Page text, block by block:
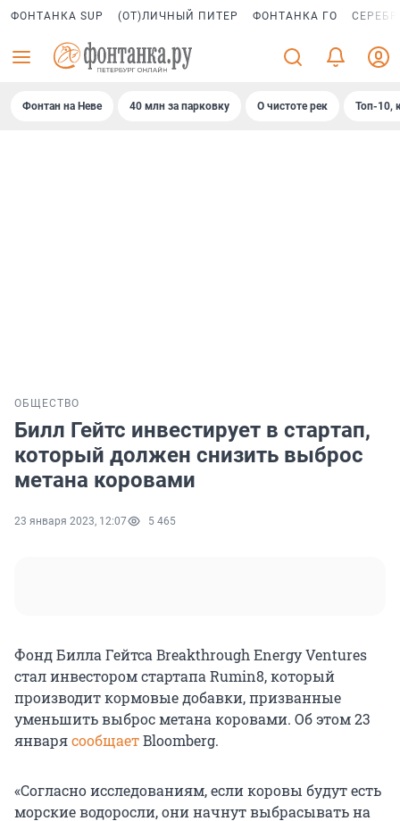
ФОНТАНКА SUP (ОТ)ЛИЧНЫЙ ПИТЕР ФОНТАНКА ГО
Фонтан на Неве 40 млн за парковку О чистоте рек Топ-10,
ОБЩЕСТВО
Билл Гейтс инвестирует в стартап,
который должен снизить выброс
метана коровами
23 января 2023, 12:07 5 465
Фонд Билла Гейтса Breakthrough Energy Ventures
стал инвестором стартапа Rumin8, который
производит кормовые добавки, призванные
уменьшить выброс метана коровами. Об этом 23
январясообщаетBloomberg.
«Согласно исследованиям, если коровы будут есть
морские водоросли, они начнут выбрасывать на